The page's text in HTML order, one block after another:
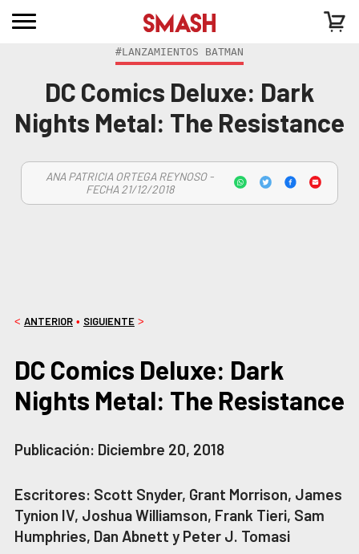
#LANZAMIENTOS BATMAN
DC Comics Deluxe: Dark
Nights Metal: The Resistance
ANA PATRICIA ORTEGA REYNOSO -
FECHA 21/12/2018
< ANTERIOR• SIGUIENTE>
DC Comics Deluxe: Dark
Nights Metal: The Resistance
Publicación: Diciembre 20, 2018
Escritores: Scott Snyder, Grant Morrison, James
Tynion IV, Joshua Williamson, Frank Tieri, Sam
Humphries, Dan Abnett y Peter J. Tomasi